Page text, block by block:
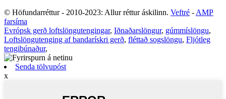
© Höfundarréttur - 2010-2023: Allur réttur áskilinn. Veftré - AMP
farsíma
Evrópsk gerð loftslöngutengingar, Iðnaðarslöngur, gúmmíslöngu,
Loftslöngutenging af bandarískri gerð, fléttað sogslöngu, Fljótleg
tengibúnaður,
Senda tölvupóst
x